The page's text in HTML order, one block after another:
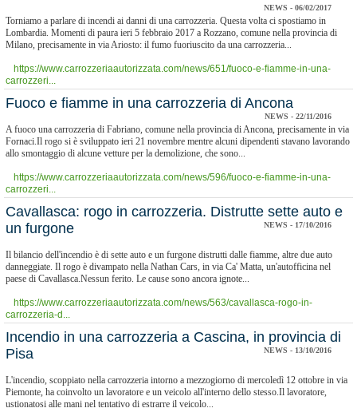
NEWS - 06/02/2017
Torniamo a parlare di incendi ai danni di una carrozzeria. Questa volta ci spostiamo in
Lombardia. Momenti di paura ieri 5 febbraio 2017 a Rozzano, comune nella provincia di
Milano, precisamente in via Ariosto: il fumo fuoriuscito da una carrozzeria...
https://www.carrozzeriaautorizzata.com/news/651/fuoco-e-fiamme-in-una-
carrozzeri...
Fuoco e fiamme in una carrozzeria di Ancona
NEWS - 22/11/2016
A fuoco una carrozzeria di Fabriano, comune nella provincia di Ancona, precisamente in via
Fornaci.Il rogo si è sviluppato ieri 21 novembre mentre alcuni dipendenti stavano lavorando
allo smontaggio di alcune vetture per la demolizione, che sono...
https://www.carrozzeriaautorizzata.com/news/596/fuoco-e-fiamme-in-una-
carrozzeri...
Cavallasca: rogo in carrozzeria. Distrutte sette auto e
un furgone
NEWS - 17/10/2016
Il bilancio dell'incendio è di sette auto e un furgone distrutti dalle fiamme, altre due auto
danneggiate. Il rogo è divampato nella Nathan Cars, in via Ca' Matta, un'autofficina nel
paese di Cavallasca.Nessun ferito. Le cause sono ancora ignote...
https://www.carrozzeriaautorizzata.com/news/563/cavallasca-rogo-in-
carrozzeria-d...
Incendio in una carrozzeria a Cascina, in provincia di
Pisa
NEWS - 13/10/2016
L'incendio, scoppiato nella carrozzeria intorno a mezzogiorno di mercoledì 12 ottobre in via
Piemonte, ha coinvolto un lavoratore e un veicolo all'interno dello stesso.Il lavoratore,
ustionatosi alle mani nel tentativo di estrarre il veicolo...